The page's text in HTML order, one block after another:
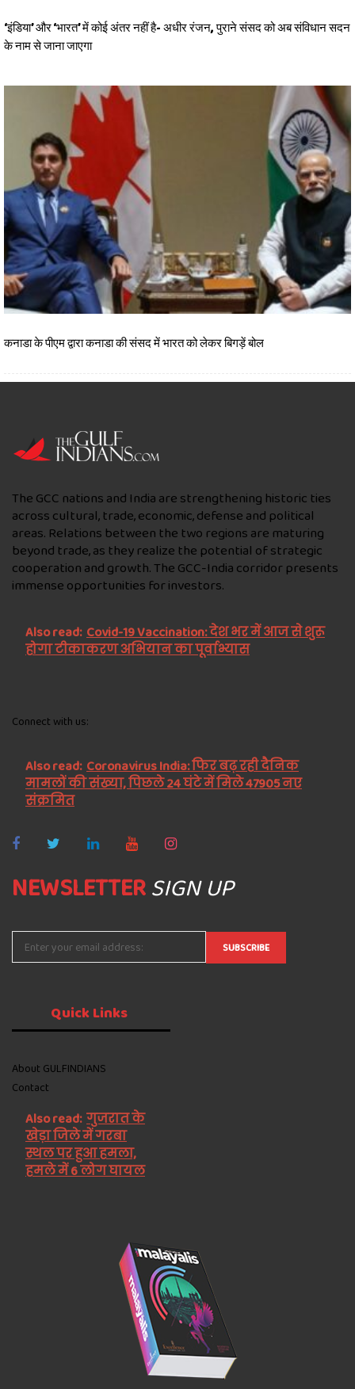
‘इंडिया’ और ‘भारत’ में कोई अंतर नहीं है- अधीर रंजन, पुराने संसद को अब संविधान सदन
के नाम से जाना जाएगा
कनाडा के पीएम द्वारा कनाडा की संसद में भारत को लेकर बिगड़ें बोल
The GCC nations and India are strengthening historic ties
across cultural, trade, economic, defense and political
areas. Relations between the two regions are maturing
beyond trade, as they realize the potential of strategic
cooperation and growth. The GCC-India corridor presents
immense opportunities for investors.
Also read: Covid-19 Vaccination: देश भर में आज से शुरू
होगा टीकाकरण अभियान का पूर्वाभ्यास
Connect with us:
Also read: Coronavirus India: फिर बढ़ रही दैनिक
मामलों की संख्या, पिछले 24 घंटे में मिले 47905 नए
संक्रमित
NEWSLETTERSIGN UP
QuickLinks
About GULFINDIANS
Contact
Also read: गुजरात के
खेड़ा जिले में गरबा
स्थल पर हुआ हमला,
हमले में 6 लोग घायल